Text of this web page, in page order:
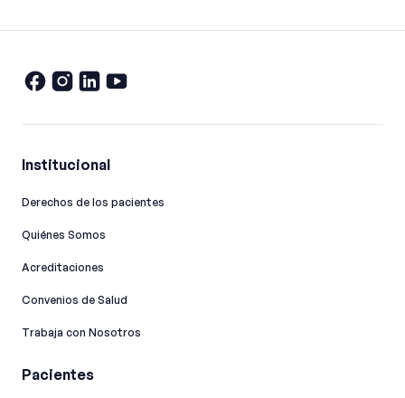
Institucional
Derechos de los pacientes
Quiénes Somos
Acreditaciones
Convenios de Salud
Trabaja con Nosotros
Pacientes